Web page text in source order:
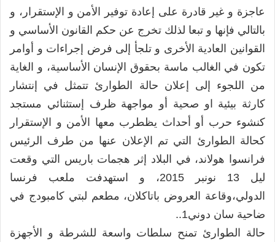
عاجزة و غير قادرة على إعادة توفير الأمن و الإستقرار، و
بالتالي فإنها و تبعا لذلك تخرج عن حكم القانون الأساسي و
القوانين العادية الأخرى و تلجأ إلى فرض إجراءات و أوامر
تكون في الغالب ماسة بحقوق الإنسان الأساسية، و الغاية
من اللجوء إلى إعلان حالة الطوارئ تتمثل في إنتشار
كارثة بيئية او صحية أو مواجهة ظرف إستثنائي مستجد
كنشوء حرب أو أحداث يظطرب معها الأمن و الإستقرار
كحالة الطوارئ التي تم الإعلان عنها من طرف الرئيس
فرانسوا هولاند، في البلاد إثر هجمات باريس التي وقعت
ليل 13 نونبر 2015، و استهدفت ملعب فرنسا
الدولي،وقاعة العروض باتاكلان، مطعم لبتي كامبودج في
ضاحية سان دوني1..
حالة الطوارئ تمنح سلطات واسعة للشرطة و الأجهزة